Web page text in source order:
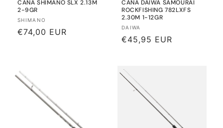
CAÑA SHIMANO SLX 2.13M
2-9GR
Proveedor:
SHIMANO
Precio
€74,00 EUR
CAÑA DAIWA SAMOURAI
ROCKFISHING 782LXFS
2.30M 1-12GR
Proveedor:
DAIWA
Precio
€45,95 EUR